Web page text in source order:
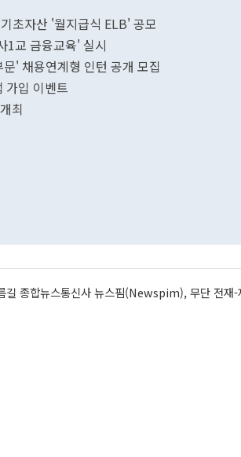
초자산 '월지급식 ELB' 공모
1교 금융교육' 실시
' 채용연계형 인턴 공개 모집
가입 이벤트
최
길 종합뉴스통신사 뉴스핌(Newspim), 무단 전재-